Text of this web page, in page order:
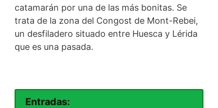
catamarán por una de las más bonitas. Se
trata de la zona del Congost de Mont-Rebei,
un desfiladero situado entre Huesca y Lérida
que es una pasada.
Entradas: